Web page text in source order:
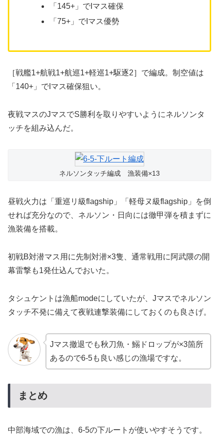
「145+」でIマス確保
「75+」でIマス優勢
［戦艦1+航戦1+航巡1+軽巡1+駆逐2］で編成。制空値は
「140+」でIマス確保狙い。
夜戦マスのJマスでS勝利を取りやすいようにネルソンタ
ッチを組み込んだ。
ネルソンタッチ編成 漁装備×13
昼戦火力は「重巡リ級flagship」「軽母ヌ級flagship」を倒
せれば充分なので、ネルソン・日向には徹甲弾を積まずに
漁装備を搭載。
初戦B対潜マス用に先制対潜×3隻、通常戦用に阿武隈の開
幕雷撃も1発仕込んでおいた。
タシュケントは漁船modeにしていたが、Jマスでネルソン
タッチ不発に備えて夜戦連撃装備にしておくのも良さげ。
Jマス撤退でも秋刀魚・鰯ドロップが×3箇所
あるので6-5も良い感じの漁場ですな。
まとめ
中部海域での漁は、6-5の下ルートが使いやすそうです。